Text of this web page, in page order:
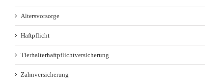
Altersvorsorge
Haftpflicht
Tierhalterhaftpflichtversicherung
Zahnversicherung